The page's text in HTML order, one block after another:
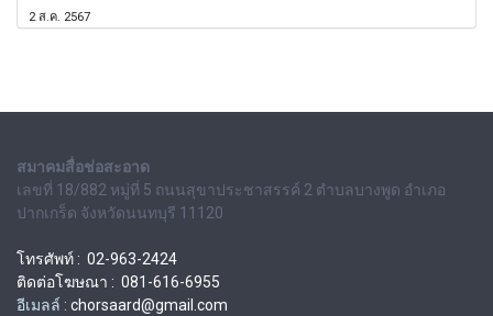
2 ส.ค. 2567
สมาคมสื่อช่อสะอาด
เลขที่ 18/882 หมู่ที่ 5 ถนนสุขาประชาสรรค์ 2 ตำบลบางพูด อำเภอ
ปากเกร็ด จังหวัดนนทบุรี 11120
โทรศัพท์ : 02-963-2424
ติดต่อโฆษณา : 081-616-6955
อีเมลล์ : chorsaard@gmail.com